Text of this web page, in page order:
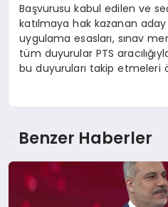
Başvurusu kabul edilen ve
katılmaya hak kazanan aday
uygulama esasları, sınav
tüm duyurular PTS
bu duyuruları takip etmeleri
Benzer Haberler